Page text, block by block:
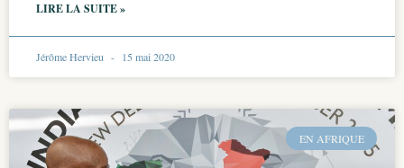
LIRE LA SUITE »
Jérôme Hervieu 15 mai 2020
EN AFRIQUE